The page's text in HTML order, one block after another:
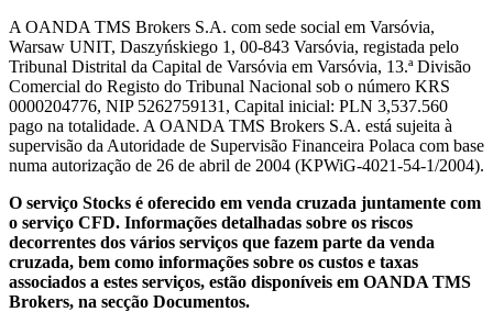
A OANDA TMS Brokers S.A. com sede social em Varsóvia,
Warsaw UNIT, Daszyńskiego 1, 00-843 Varsóvia, registada pelo
Tribunal Distrital da Capital de Varsóvia em Varsóvia, 13.ª Divisão
Comercial do Registo do Tribunal Nacional sob o número KRS
0000204776, NIP 5262759131, Capital inicial: PLN 3,537.560
pago na totalidade. A OANDA TMS Brokers S.A. está sujeita à
supervisão da Autoridade de Supervisão Financeira Polaca com base
numa autorização de 26 de abril de 2004 (KPWiG-4021-54-1/2004).
O serviço Stocks é oferecido em venda cruzada juntamente com
o serviço CFD. Informações detalhadas sobre os riscos
decorrentes dos vários serviços que fazem parte da venda
cruzada, bem como informações sobre os custos e taxas
associados a estes serviços, estão disponíveis em OANDA TMS
Brokers, na secção Documentos.